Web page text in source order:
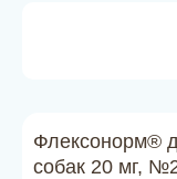
О компании
Флексонорм®
собак 20 мг,